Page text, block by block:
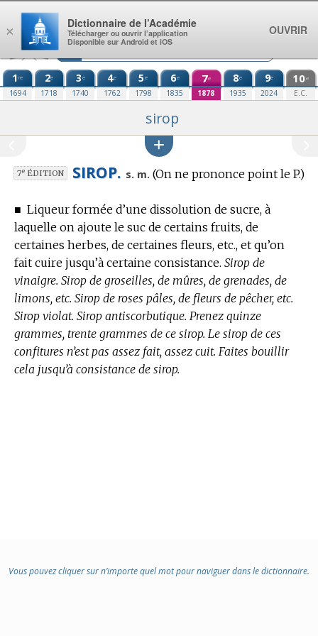
Aller au contenu
1re
1694
2e
1718
3e
1740
4e
1762
5e
1798
6e
1835
7e
1878
8e
1935
9e
2024
10e
E.C.
sirop
7eÉDITION SIROP. s. m. (On ne prononce point le P.)
■ Liqueur formée d’une dissolution de sucre, à
laquelle on ajoute le suc de certains fruits, de
certaines herbes, de certaines fleurs, etc., et qu’on
fait cuire jusqu’à certaine consistance. Sirop de
vinaigre. Sirop de groseilles, de mûres, de grenades, de
limons, etc. Sirop de roses pâles, de fleurs de pêcher, etc.
Sirop violat. Sirop antiscorbutique. Prenez quinze
grammes, trente grammes de ce sirop. Le sirop de ces
confitures n’est pas assez fait, assez cuit. Faites bouillir
cela jusqu’à consistance de sirop.
Vous pouvez cliquer sur n’importe quel mot pour naviguer dans le dictionnaire.
×
Dictionnaire de l’Académie
Télécharger ou ouvrir l’application
Disponible sur Android et iOS
OUVRIR